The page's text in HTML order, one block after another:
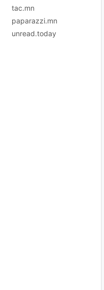
tac.mn
paparazzi.mn
unread.today